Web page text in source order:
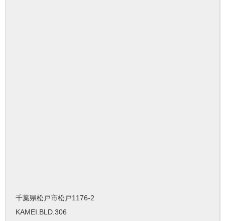
千葉県松戸市松戸1176-2
KAMEI.BLD.306